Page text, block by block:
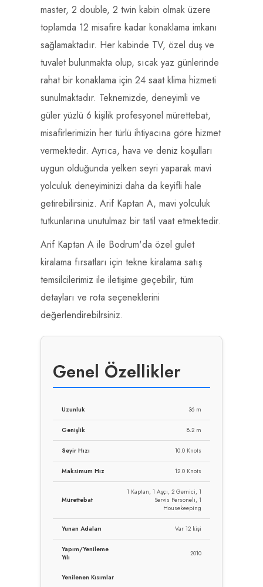
master, 2 double, 2 twin kabin olmak üzere
toplamda 12 misafire kadar konaklama imkanı
sağlamaktadır. Her kabinde TV, özel duş ve
tuvalet bulunmakta olup, sıcak yaz günlerinde
rahat bir konaklama için 24 saat klima hizmeti
sunulmaktadır. Teknemizde, deneyimli ve
güler yüzlü 6 kişilik profesyonel mürettebat,
misafirlerimizin her türlü ihtiyacına göre hizmet
vermektedir. Ayrıca, hava ve deniz koşulları
uygun olduğunda yelken seyri yaparak mavi
yolculuk deneyiminizi daha da keyifli hale
getirebilirsiniz. Arif Kaptan A, mavi yolculuk
tutkunlarına unutulmaz bir tatil vaat etmektedir.
Arif Kaptan A ile Bodrum'da özel gulet
kiralama fırsatları için tekne kiralama satış
temsilcilerimiz ile iletişime geçebilir, tüm
detayları ve rota seçeneklerini
değerlendirebilrsiniz.
Genel Özellikler
Uzunluk 36 m
Genişlik 8.2 m
Seyir Hızı 10.0 Knots
Maksimum Hız 12.0 Knots
Mürettebat
1 Kaptan, 1 Aşçı, 2 Gemici, 1
Servis Personeli, 1
Housekeeping
Yunan Adaları Var 12 kişi
Yapım/Yenileme
Yılı
2010
Yenilenen Kısımlar